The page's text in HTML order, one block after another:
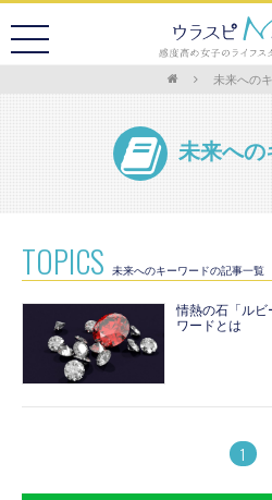
未来への
未来への
TOPICS 未来へのキーワードの記事一覧
情熱の石「ルビ
ワードとは
1